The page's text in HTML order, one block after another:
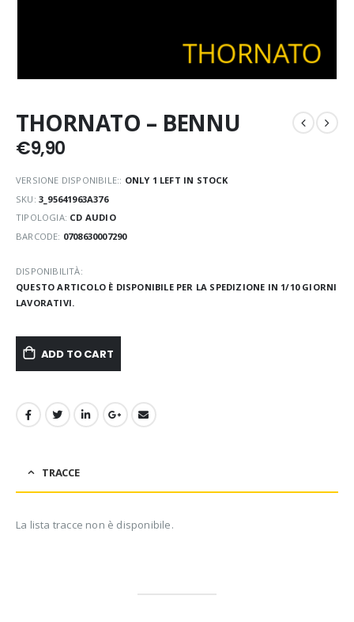
THORNATO – BENNU
€9,90
VERSIONE DISPONIBILE:: ONLY 1 LEFT IN STOCK
SKU: 3_95641963A376
TIPOLOGIA: CD AUDIO
BARCODE: 0708630007290
DISPONIBILITÀ:
QUESTO ARTICOLO È DISPONIBILE PER LA SPEDIZIONE IN 1/10 GIORNI
LAVORATIVI.
ADD TO CART
TRACCE
La lista tracce non è disponibile.